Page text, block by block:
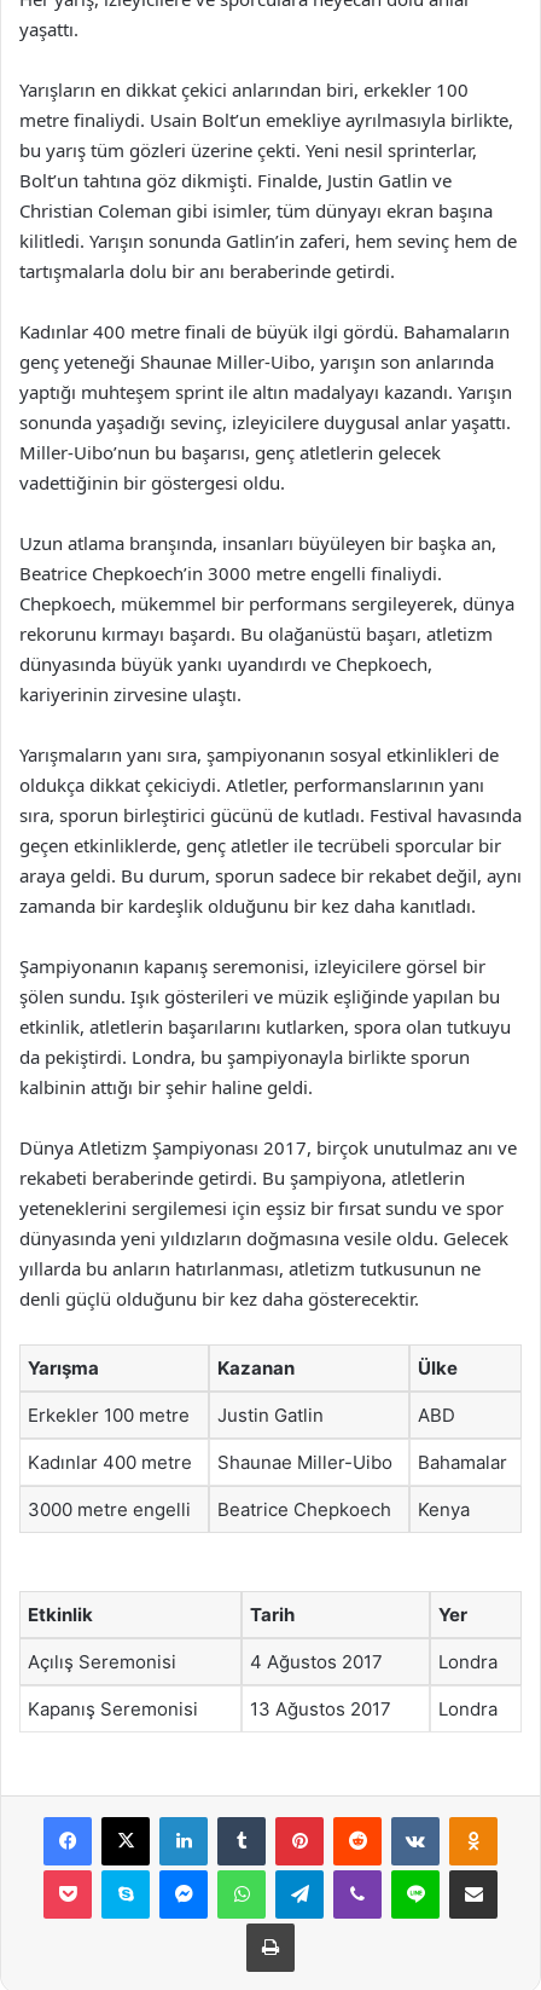
yaşattı.
Yarışların en dikkat çekici anlarından biri, erkekler 100
metre finaliydi. Usain Bolt’un emekliye ayrılmasıyla birlikte,
bu yarış tüm gözleri üzerine çekti. Yeni nesil sprinterlar,
Bolt’un tahtına göz dikmişti. Finalde, Justin Gatlin ve
Christian Coleman gibi isimler, tüm dünyayı ekran başına
kilitledi. Yarışın sonunda Gatlin’in zaferi, hem sevinç hem de
tartışmalarla dolu bir anı beraberinde getirdi.
Kadınlar 400 metre finali de büyük ilgi gördü. Bahamaların
genç yeteneği Shaunae Miller-Uibo, yarışın son anlarında
yaptığı muhteşem sprint ile altın madalyayı kazandı. Yarışın
sonunda yaşadığı sevinç, izleyicilere duygusal anlar yaşattı.
Miller-Uibo’nun bu başarısı, genç atletlerin gelecek
vadettiğinin bir göstergesi oldu.
Uzun atlama branşında, insanları büyüleyen bir başka an,
Beatrice Chepkoech’in 3000 metre engelli finaliydi.
Chepkoech, mükemmel bir performans sergileyerek, dünya
rekorunu kırmayı başardı. Bu olağanüstü başarı, atletizm
dünyasında büyük yankı uyandırdı ve Chepkoech,
kariyerinin zirvesine ulaştı.
Yarışmaların yanı sıra, şampiyonanın sosyal etkinlikleri de
oldukça dikkat çekiciydi. Atletler, performanslarının yanı
sıra, sporun birleştirici gücünü de kutladı. Festival havasında
geçen etkinliklerde, genç atletler ile tecrübeli sporcular bir
araya geldi. Bu durum, sporun sadece bir rekabet değil, aynı
zamanda bir kardeşlik olduğunu bir kez daha kanıtladı.
Şampiyonanın kapanış seremonisi, izleyicilere görsel bir
şölen sundu. Işık gösterileri ve müzik eşliğinde yapılan bu
etkinlik, atletlerin başarılarını kutlarken, spora olan tutkuyu
da pekiştirdi. Londra, bu şampiyonayla birlikte sporun
kalbinin attığı bir şehir haline geldi.
Dünya Atletizm Şampiyonası 2017, birçok unutulmaz anı ve
rekabeti beraberinde getirdi. Bu şampiyona, atletlerin
yeteneklerini sergilemesi için eşsiz bir fırsat sundu ve spor
dünyasında yeni yıldızların doğmasına vesile oldu. Gelecek
yıllarda bu anların hatırlanması, atletizm tutkusunun ne
denli güçlü olduğunu bir kez daha gösterecektir.
Yarışma Kazanan Ülke
Erkekler 100 metre Justin Gatlin ABD
Kadınlar 400 metre Shaunae Miller-Uibo Bahamalar
3000 metre engelli Beatrice Chepkoech Kenya
Etkinlik Tarih Yer
Açılış Seremonisi 4 Ağustos 2017 Londra
Kapanış Seremonisi 13 Ağustos 2017 Londra
Facebook
X LinkedInTumblr PinterestReddit VKontakte
Pocket Skype MessengerWhatsAppTelegramViber Line E-Posta ile
Yazdır